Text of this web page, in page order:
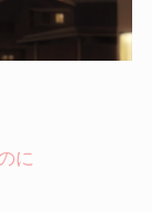
に